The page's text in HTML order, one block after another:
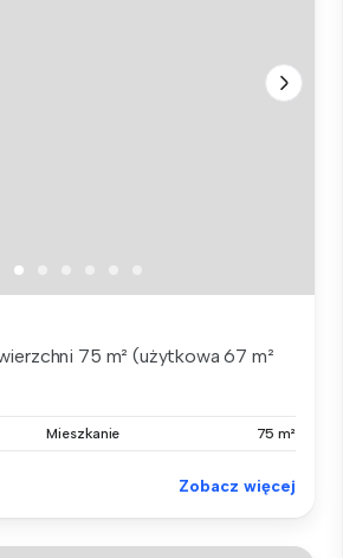
75 m² (użytkowa 67 m²
Mieszkanie 75 m²
Zobacz więcej